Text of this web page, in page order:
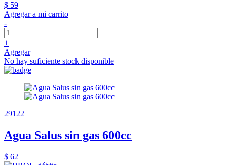
$ 59
Agregar a mi carrito
-
+
Agregar
No hay suficiente stock disponible
29122
Agua Salus sin gas 600cc
$ 62